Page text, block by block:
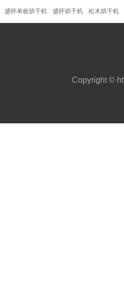
盛怀单板烘干机 盛怀烘干机 松木烘干机
Copyright ©